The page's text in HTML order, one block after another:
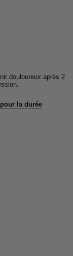
douloureux après 2
la durée